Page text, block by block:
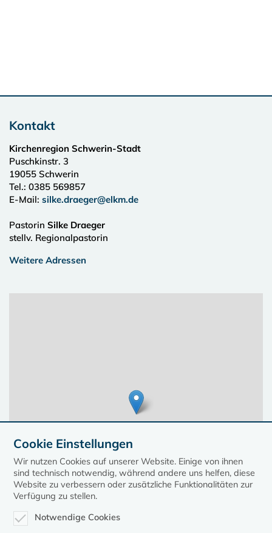
Kontakt
Kirchenregion Schwerin-Stadt
Puschkinstr. 3
19055 Schwerin
Tel.: 0385 569857
E-Mail: silke.draeger@elkm.de
Pastorin Silke Draeger
stellv. Regionalpastorin
Weitere Adressen
Cookie Einstellungen
Wir nutzen Cookies auf unserer Website. Einige von ihnen
sind technisch notwendig, während andere uns helfen, diese
Website zu verbessern oder zusätzliche Funktionalitäten zur
Verfügung zu stellen.
Notwendige Cookies